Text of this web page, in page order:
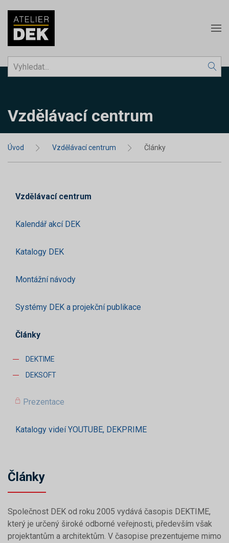
Vzdělávací centrum
Úvod Vzdělávací centrum Články
Vzdělávací centrum
Kalendář akcí DEK
Katalogy DEK
Montážní návody
Systémy DEK a projekční publikace
Články
DEKTIME
DEKSOFT
Prezentace
Katalogy videí YOUTUBE, DEKPRIME
Články
Společnost DEK od roku 2005 vydává časopis DEKTIME,
který je určený široké odborné veřejnosti, především však
projektantům a architektům. V časopise prezentujeme mimo